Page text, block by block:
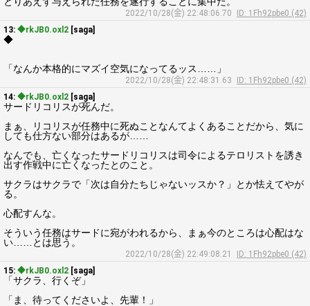
2022/10/28(金) 22:48:06.70
ID: 1Fh92pbe0 (42)
13: ◆rkJB0.oxl2 [saga]
◆
「なんか本格的にマズイ空気になってるッス……」
2022/10/28(金) 22:48:31.63
ID: 1Fh92pbe0 (42)
14: ◆rkJB0.oxl2 [saga]
サードリコリスが死んだ。
まぁ、リコリスが任務中に死ぬことなんてよくあることだから、気に
しても仕方ない部分はあるが……
なんでも、亡くなったサードリコリスは司令によるテロリストを誘き
出す作戦中に亡くなったとのこと。
サクラはサクラで「次は自分たちじゃないッスか？」とか怯えてやが
る。
心配すんな。
そういう任務はサードに宛がわれるから、まぁ今のところは心配はな
い……とは思う。
2022/10/28(金) 22:49:08.21
ID: 1Fh92pbe0 (42)
15: ◆rkJB0.oxl2 [saga]
「サクラ、行くぞ」
「ま、待ってくださいよ、先輩！」